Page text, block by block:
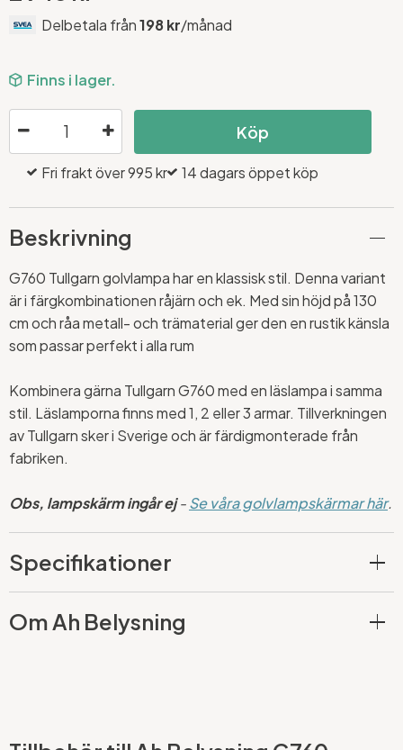
Delbetala från198 kr/månad
Finns i lager.
Köp
Fri frakt över 995 kr 14 dagars öppet köp
Beskrivning
G760 Tullgarn golvlampa har en klassisk stil. Denna variant
är i färgkombinationen råjärn och ek. Med sin höjd på 130
cm och råa metall- och trämaterial ger den en rustik känsla
som passar perfekt i alla rum
Kombinera gärna Tullgarn G760 med en läslampa i samma
stil. Läslamporna finns med 1, 2 eller 3 armar. Tillverkningen
av Tullgarn sker i Sverige och är färdigmonterade från
fabriken.
Obs, lampskärm ingår ej-Se våra golvlampskärmar här.
Specifikationer
Om Ah Belysning